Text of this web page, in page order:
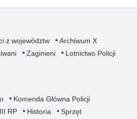
z województw
Archiwum X
Zaginieni
Lotnictwo Policji
Komenda Główna Policji
RP Historia
Sprzęt